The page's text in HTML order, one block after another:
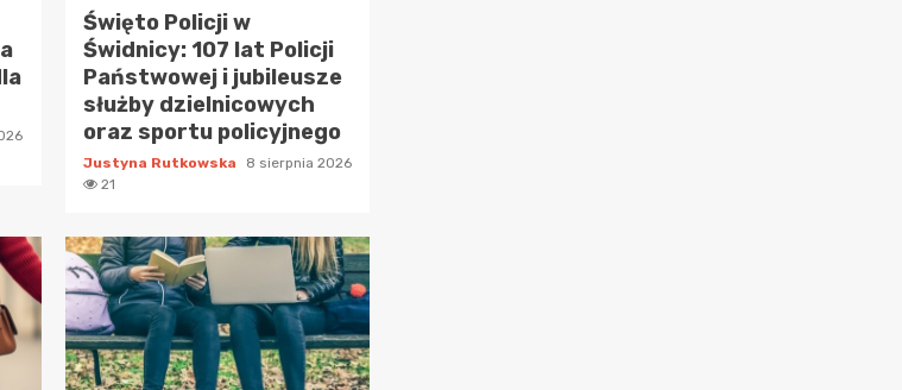
Święto Policji w
Świdnicy: 107 lat Policji
Państwowej i jubileusze
służby dzielnicowych
oraz sportu policyjnego
Justyna Rutkowska
8 sierpnia 2026
21